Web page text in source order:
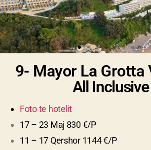
9- Mayor La Grotta
All Inclusive
Foto te hotelit
17 – 23 Maj 830 €/P
11 – 17 Qershor 1144 €/P